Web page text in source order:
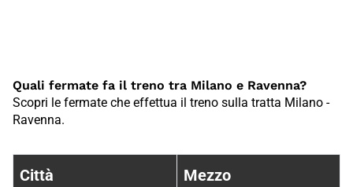
Quali fermate fa il treno tra Milano e Ravenna?
Scopri le fermate che effettua il treno sulla tratta Milano -
Ravenna.
Città Mezzo